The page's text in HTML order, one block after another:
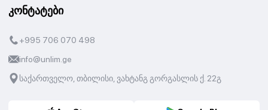
კონტატები
+995 706 070 498
info@unlim.ge
საქართველო, თბილისი, ვახტანგ გორგასლის ქ. 22გ